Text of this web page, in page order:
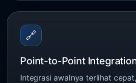
🔗
Point-to-Point
Integrasi awalnya terlihat